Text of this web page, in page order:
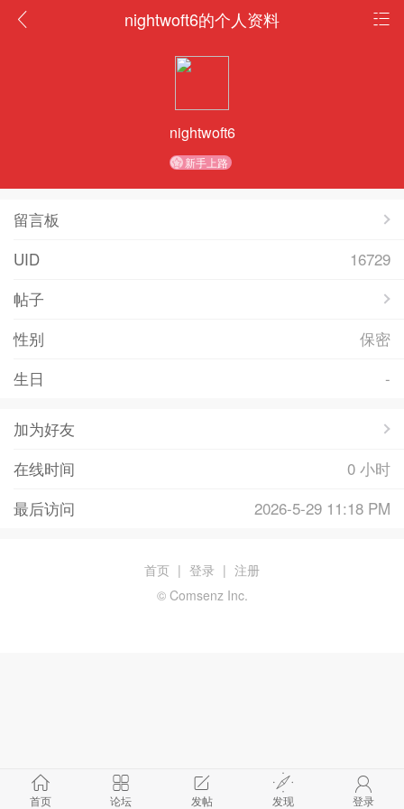
nightwoft6的个人资料
nightwoft6
新手上路
留言板
UID
16729
帖子
性别
保密
生日
-
加为好友
在线时间
0 小时
最后访问
2026-5-29 11:18 PM
首页 论坛 发帖 发现 登录
首页 | 登录 | 注册
© Comsenz Inc.